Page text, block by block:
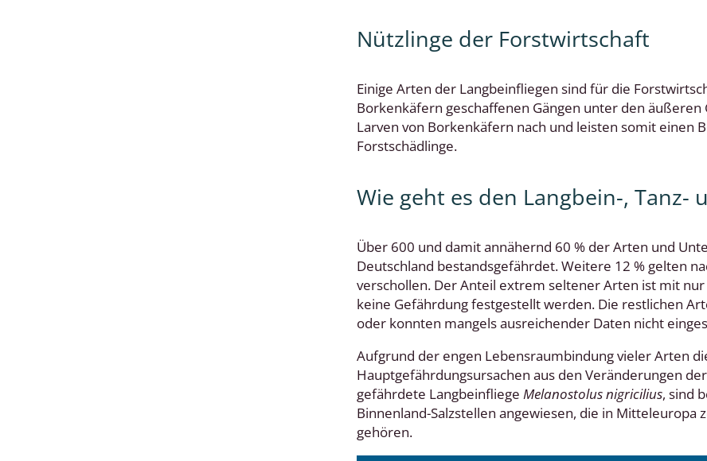
Netzflüglerartige
Ohrwürmer
Pseudoskorpione
Raubfliegen
Regenwürmer
Rüsselkäfer
Schmetterlingsmücken
Schwebfliegen
Spanner, Eulenspinner, Sichelflügler
Nützlinge der Forstwirtschaft
Einige Arten der Langbeinfliegen sind für die
Borkenkäfern geschaffenen Gängen unter den
Larven von Borkenkäfern nach und leisten somit einen
Forstschädlinge.
Wie geht es den Langbein-, Tanz-
Über 600 und damit annähernd 60 % der Arten und
Deutschland bestandsgefährdet. Weitere 12 % gelten
verschollen. Der Anteil extrem seltener Arten ist mit
keine Gefährdung festgestellt werden. Die restlichen
oder konnten mangels ausreichender Daten nicht
Aufgrund der engen Lebensraumbindung vieler Arten
Hauptgefährdungsursachen aus den Veränderungen
gefährdete Langbeinfliege Melanostolus nigricilius, sind
Binnenland-Salzstellen angewiesen, die in
gehören.